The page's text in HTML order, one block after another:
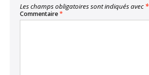
Les champs obligatoires sont indiqués avec *
Commentaire*